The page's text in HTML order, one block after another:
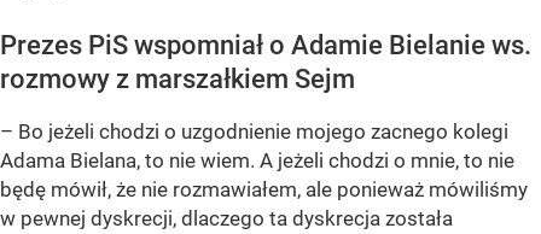
Prezes PiS wspomniał o Adamie Bielanie ws.
rozmowy z marszałkiem Sejm
– Bo jeżeli chodzi o uzgodnienie mojego zacnego kolegi
Adama Bielana, to nie wiem. A jeżeli chodzi o mnie, to nie
będę mówił, że nie rozmawiałem, ale ponieważ mówiliśmy
w pewnej dyskrecji, dlaczego ta dyskrecja została